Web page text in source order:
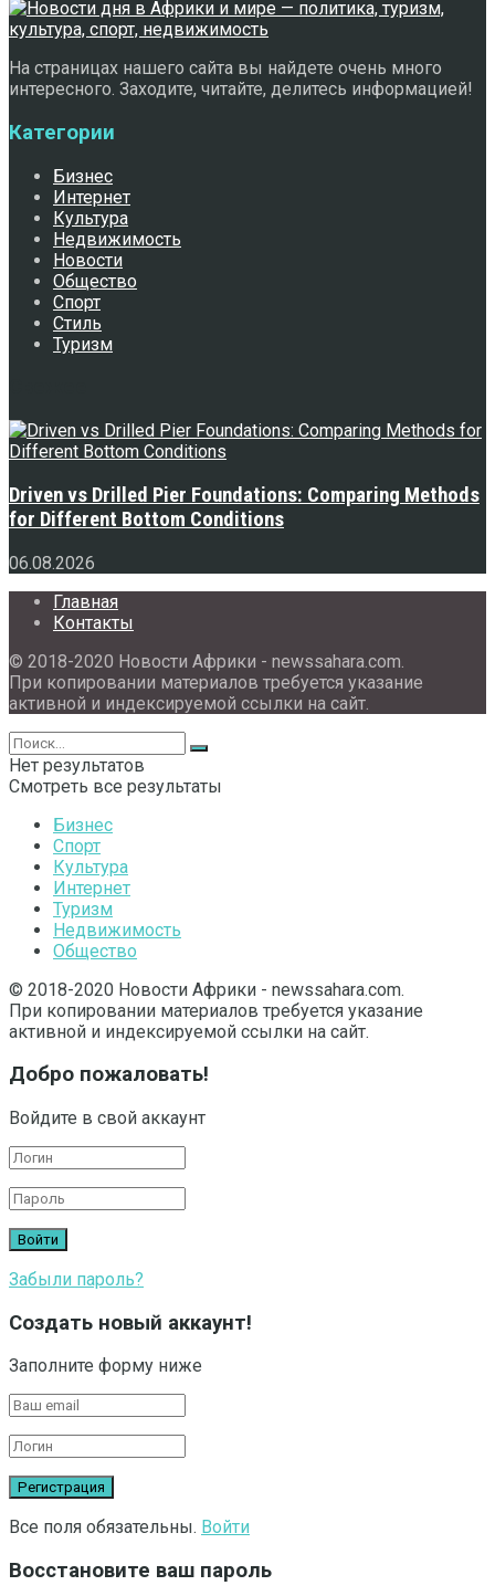
На страницах нашего сайта вы найдете очень много
интересного. Заходите, читайте, делитесь информацией!
Категории
Бизнес
Интернет
Культура
Недвижимость
Новости
Общество
Спорт
Стиль
Туризм
Driven vs Drilled Pier Foundations: Comparing Methods
for Different Bottom Conditions
06.08.2026
Главная
Контакты
© 2018-2020 Новости Африки - newssahara.com.
При копировании материалов требуется указание
активной и индексируемой ссылки на сайт.
Нет результатов
Смотреть все результаты
Бизнес
Спорт
Культура
Интернет
Туризм
Недвижимость
Общество
© 2018-2020 Новости Африки - newssahara.com.
При копировании материалов требуется указание
активной и индексируемой ссылки на сайт.
Добро пожаловать!
Войдите в свой аккаунт
Забыли пароль?
Создать новый аккаунт!
Заполните форму ниже
Все поля обязательны. Войти
Восстановите ваш пароль